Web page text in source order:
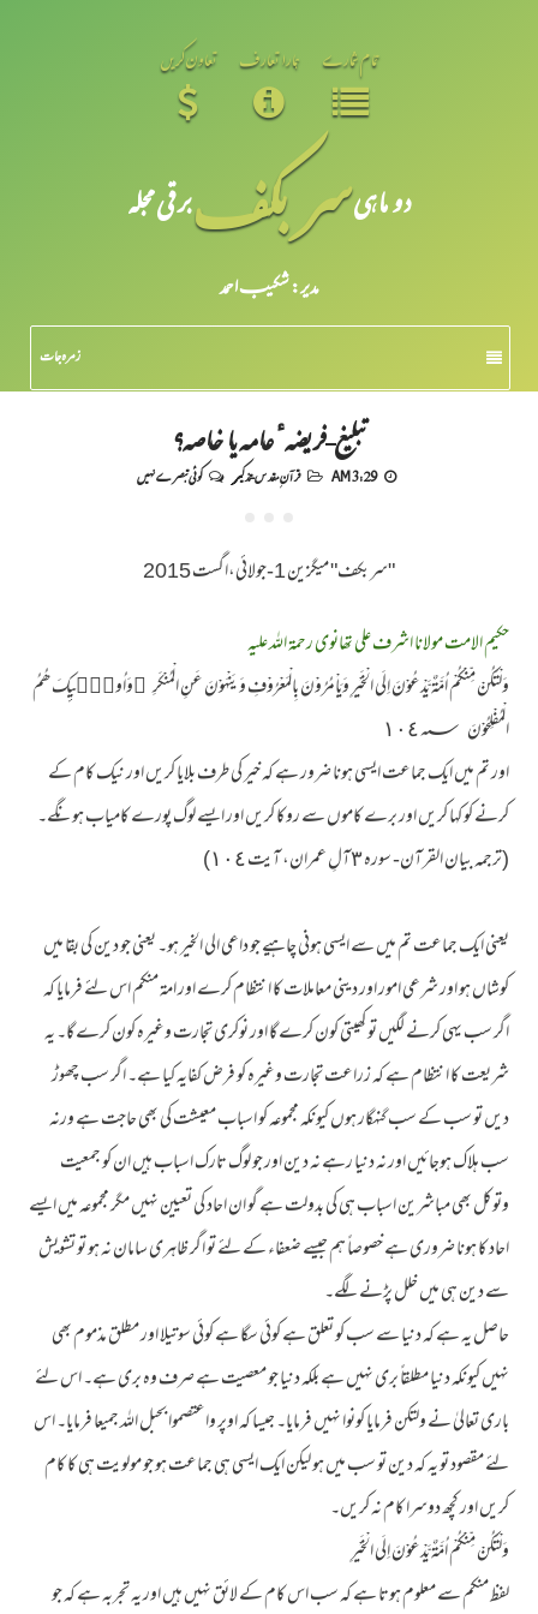
تمام شمارے ہمارا تعارف تعاون کریں
دو ماہیسر بکفبرقی مجلہ
مدیر: شکیبـ احمد
زمرہ جات
تبلیغ-فریضہٴ عامہ یا خاصہ؟
3:29 AM قرآنِ مقدس-تذکیر کوئی تبصرے نہیں
"سربکف" میگزین 1-جولائی،اگست 2015
حکیم الامت مولانا اشرف علی تھانوی رحمۃ اللہ علیہ
وَلْتَكُنْ مِّنْكُمْ اُمَّةٌ يَّدْعُوْنَ اِلَى الْخَيْرِ وَيَاْمُرُوْنَ بِالْمَعْرُوْفِ وَيَنْهَوْنَ عَنِ الْمُنْكَرِ ۭوَاُولٰۗىِٕكَ ھُمُ
الْمُفْلِحُوْنَ ١٠٤؁
اور تم میں ایک جماعت ایسی ہونا ضرور ہے کہ خیر کی طرف بلایا کریں اور نیک کام کے
کرنے کو کہا کریں اور برے کاموں سے روکا کریں اور ایسے لوگ پورے کامیاب ہونگے۔
(ترجمہ بیان القرآن- سورہ ٣آلِ عمران، آیت ١٠٤)
یعنی ایک جماعت تم میں سے ایسی ہونی چاہیے جو داعی الی الخیر ہو۔ یعنی جو دین کی بقا میں
کوشاں ہو اور شرعی امور اور دینی معاملات کا انتظام کرے اور امۃ منکم اس لئے فرمایا کہ
اگر سب یہی کرنے لگیں تو کھیتی کون کرے گا اور نوکری تجارت وغیرہ کون کرے گا۔ یہ
شریعت کا انتظام ہے کہ زراعت تجارت وغیرہ کو فرض کفایہ کیا ہے۔ اگر سب چھوڑ
دیں تو سب کے سب گنہگار ہوں کیونکہ مجموعہ کو اسباب معیشت کی بھی حاجت ہے ورنہ
سب ہلاک ہوجائیں اور نہ دنیا رہے نہ دین اور جو لوگ تارک اسباب ہیں ان کو جمعیت
وتوکل بھی مباشرین اسباب ہی کی بدولت ہے گو ان احاد کی تعیین نہیں مگر مجموعہ میں ایسے
احاد کا ہونا ضروری ہے خصوصاً ہم جیسے ضعفاء کے لئے تو اگر ظاہری سامان نہ ہو تو تشویش
سے دین ہی میں خلل پڑنے لگے۔
حاصل یہ ہے کہ دنیا سے سب کو تعلق ہے کوئی سگا ہے کوئی سوتیلا اور مطلق مذموم بھی
نہیں کیونکہ دنیا مطلقاً بری نہیں ہے بلکہ دنیا جو معصیت ہے صرف وہ بری ہے۔ اس لئے
باری تعالیٰ نے ولتکن فرمایا کونوا نہیں فرمایا۔ جیسا کہ اوپر واعتصموا بحبل اللہ جمیعا فرمایا۔ اس
لئے مقصود تو یہ کہ دین تو سب میں ہو لیکن ایک ایسی ہی جماعت ہو جو مولویت ہی کا کام
کریں اور کچھ دوسرا کام نہ کریں۔
وَلْتَكُنْ مِّنْكُمْ اُمَّةٌ يَّدْعُوْنَ اِلَى الْخَيْرِ
لفظ منکم سے معلوم ہوتا ہے کہ سب اس کام کے لائق نہیں ہیں اور یہ تجربہ ہے کہ جو